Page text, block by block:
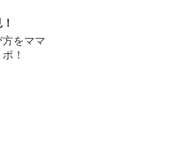
をママ
！